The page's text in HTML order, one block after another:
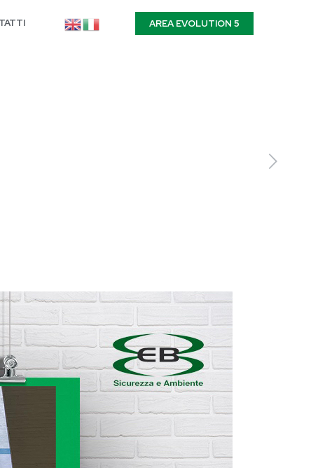
AREA EVOLUTION 5